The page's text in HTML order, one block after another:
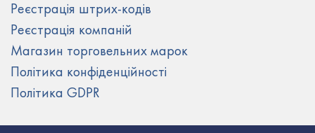
Реєстрація штрих-кодів
Реєстрація компаній
Магазин торговельних марок
Політика конфіденційності
Політика GDPR